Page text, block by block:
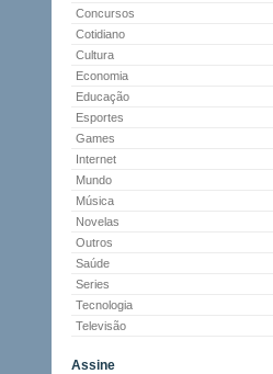
Concursos
Cotidiano
Cultura
Economia
Educação
Esportes
Games
Internet
Mundo
Música
Novelas
Outros
Saúde
Series
Tecnologia
Televisão
Assine